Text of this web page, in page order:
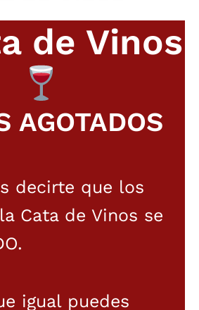
de Vinos
AGOTADOS
decirte que los
Cata de Vinos se
igual puedes